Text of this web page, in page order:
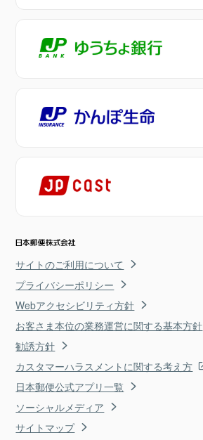
サイトのご利用について
プライバシーポリシー
Webアクセシビリティ方針
お客さま本位の業務運営に関する基本方針
勧誘方針
カスタマーハラスメントに関する考え方
日本郵便公式アプリ一覧
ソーシャルメディア
サイトマップ